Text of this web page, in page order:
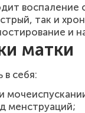
так и
и
матки
в себя:
менструаций;